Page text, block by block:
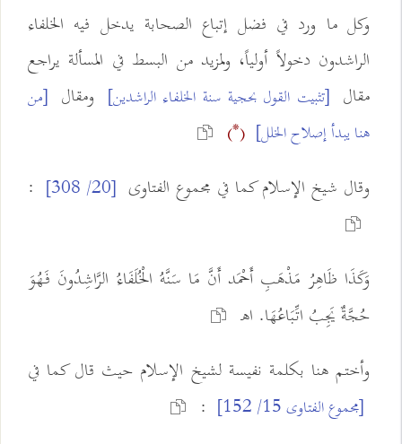
وكل ما ورد في فضل إتباع الصحابة يدخل فيه الخلفاء
الراشدون دخولاً أولياً، ولمزيد من البسط في المسألة يراجع
مقال [تثبيت القول بحجية سنة الخلفاء الراشدين] ومقال [من
هنا يبدأ إصلاح الخلل] (*)
وقال شيخ الإسلام كما في مجموع الفتاوى [20/ 308]
:
وَكَذَا ظَاهِرُ مَذْهَبِ أَحْمَد أَنَّ مَا سَنَّهُ الْخُلَفَاءُ الرَّاشِدُونَ فَهُوَ
حُجَّةٌ يَجِبُ اتِّبَاعُهَا. اهـ
وأختم هنا بكلمة نفيسة لشيخ الإسلام حيث قال كما في
[مجموع الفتاوى 15/ 152]
: